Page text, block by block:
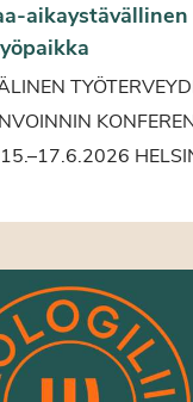
aikaystävällinen